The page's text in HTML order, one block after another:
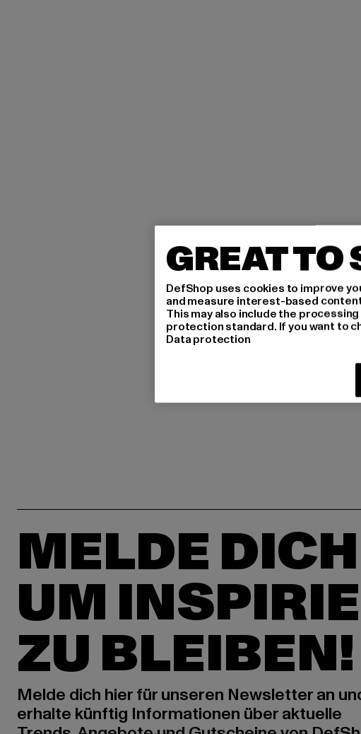
MELDE
UM
ZU BLEIBEN!
Melde dich hier für unseren Newsletter an
erhalte künftig Informationen über aktuelle
GREAT TO
DefShop uses cookies to improve
and measure interest-based
This may also include the
protection standard. If you want to
Data protection